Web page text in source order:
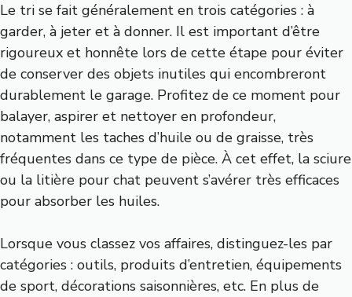
Le tri se fait généralement en trois catégories : à
garder, à jeter et à donner. Il est important d’être
rigoureux et honnête lors de cette étape pour éviter
de conserver des objets inutiles qui encombreront
durablement le garage. Profitez de ce moment pour
balayer, aspirer et nettoyer en profondeur,
notamment les taches d’huile ou de graisse, très
fréquentes dans ce type de pièce. À cet effet, la sciure
ou la litière pour chat peuvent s’avérer très efficaces
pour absorber les huiles.
Lorsque vous classez vos affaires, distinguez-les par
catégories : outils, produits d’entretien, équipements
de sport, décorations saisonnières, etc. En plus de